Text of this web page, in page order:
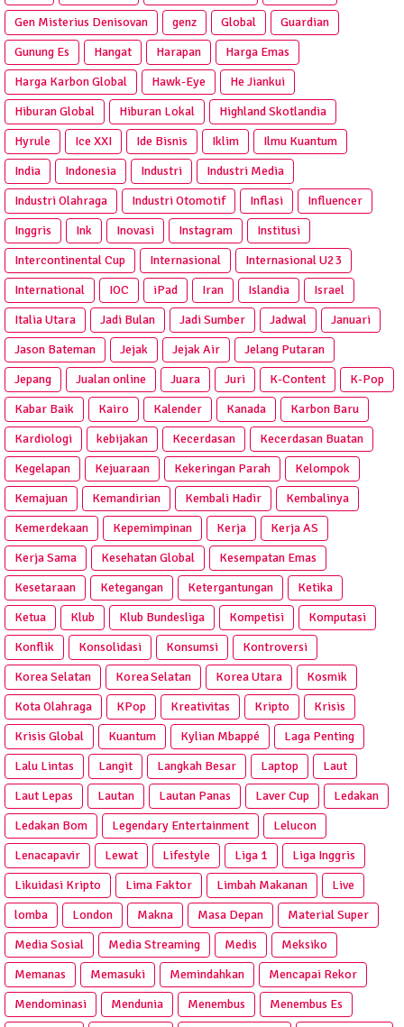
Gen Misterius Denisovan
genz Global
Guardian
Gunung Es
Hangat Harapan
Harga Emas
Harga Karbon Global
Hawk-Eye
He Jiankui
Hiburan Global
Hiburan Lokal
Highland Skotlandia
Hyrule
Ice XXI Ide Bisnis Iklim
Ilmu Kuantum
India
Indonesia Industri
Industri Media
Industri Olahraga
Industri Otomotif Inflasi
Influencer
Inggris
Ink Inovasi Instagram
Institusi
Intercontinental Cup
Internasional
Internasional U23
International
IOC iPad Iran Islandia
Israel
Italia Utara
Jadi Bulan Jadi Sumber Jadwal
Januari
Jason Bateman
Jejak Jejak Air
Jelang Putaran
Jepang
Jualan online Juara Juri K-Content
K-Pop
Kabar Baik
Kairo Kalender Kanada
Karbon Baru
Kardiologi
kebijakan Kecerdasan
Kecerdasan Buatan
Kegelapan
Kejuaraan Kekeringan Parah
Kelompok
Kemajuan
Kemandirian Kembali Hadir
Kembalinya
Kemerdekaan
Kepemimpinan Kerja
Kerja AS
Kerja Sama
Kesehatan Global
Kesempatan Emas
Kesetaraan
Ketegangan Ketergantungan
Ketika
Ketua
Klub Klub Bundesliga Kompetisi
Komputasi
Konflik
Konsolidasi Konsumsi
Kontroversi
Korea Selatan
Korea Selatan Korea Utara
Kosmik
Kota Olahraga
KPop Kreativitas Kripto
Krisis
Krisis Global
Kuantum Kylian Mbappé
Laga Penting
Lalu Lintas
Langit Langkah Besar Laptop
Laut
Laut Lepas
Lautan Lautan Panas Laver Cup
Ledakan
Ledakan Bom
Legendary Entertainment
Lelucon
Lenacapavir
Lewat Lifestyle Liga 1
Liga Inggris
Likuidasi Kripto
Lima Faktor Limbah Makanan
Live
lomba
London Makna Masa Depan
Material Super
Media Sosial
Media Streaming Medis
Meksiko
Memanas
Memasuki Memindahkan
Mencapai Rekor
Mendominasi
Mendunia Menembus
Menembus Es